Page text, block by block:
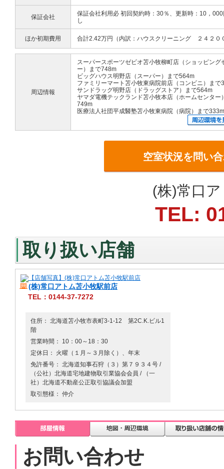
保証会社
保証会社利用必 初回契約時：30％、更新時：10，
し
ほか初期費用 合計2.42万円（内訳：ハウスクリーニング ２４２０
周辺情報
スーパースポーツゼビオ苫小牧柳町店（ショッピング
ー）まで748m
ビッグハウス明野店（スーパー）まで564m
ファミリーマート苫小牧東病院前店（コンビニ）まで
サンドラッグ明野店（ドラッグストア）まで564m
ヤマダ電機テックランド苫小牧本店（ホームセンター
749m
医療法人社団平成醫塾苫小牧東病院（病院）まで333m
空室状況を問い
(株)常口
TEL:
取り扱い店舗
(株)常口アトム苫小牧駅前店
TEL：0144-37-7272
住所： 北海道苫小牧市表町3-1-12 第2C.K.ビル1
階
営業時間： 10：00～18：30
定休日： 火曜（１月～３月除く）、年末
免許番号： 北海道知事石狩（３）第７９３４号 /
（公社）北海道宅地建物取引業協会会員 / （一
社）北海道不動産公正取引協議会加盟
取引態様： 仲介
お問い合わせ